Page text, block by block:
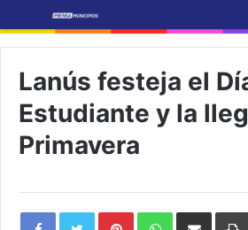
Lanús festeja el
Estudiante y la
Primavera
PinterestWhatsAppShare